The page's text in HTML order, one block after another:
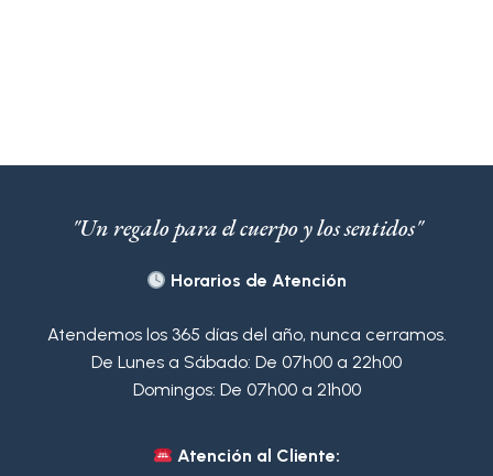
"Un regalo para el cuerpo y los sentidos"
Horarios de Atención
Atendemos los 365 días del año, nunca cerramos.
De Lunes a Sábado: De 07h00 a 22h00
Domingos: De 07h00 a 21h00
Atención al Cliente: